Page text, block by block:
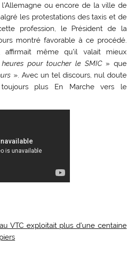
l’Allemagne ou encore de la ville de
les protestations des taxis et de
profession, le Président de la
montré favorable à ce procédé.
même qu’il valait mieux
pour toucher le SMIC» que
». Avec un tel discours, nul doute
plus En Marche vers le
VTC exploitait plus d’une centaine